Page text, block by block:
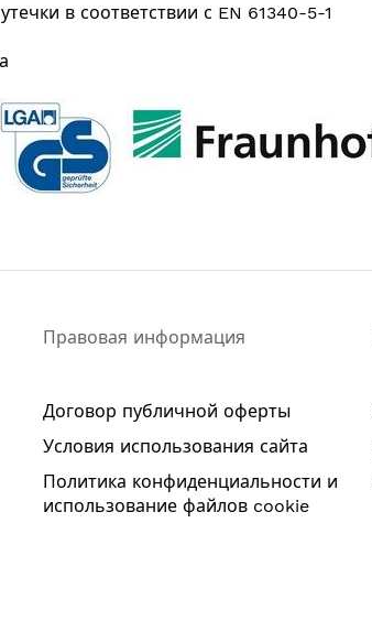
в соответствии с EN 61340-5-1
Правовая информация
Договор публичной оферты
Условия использования сайта
Политика конфиденциальности и
использование файлов cookie